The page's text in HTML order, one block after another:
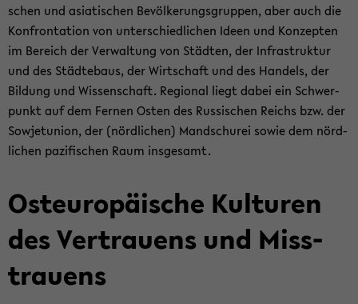
schen und asia­ti­schen Be­völ­ke­rungs­grup­pen, aber auch die
Kon­fron­ta­ti­on von un­ter­schied­li­chen Ideen und Kon­zep­ten
im Be­reich der Ver­wal­tung von Städ­ten, der In­fra­struk­tur
und des Städ­te­baus, der Wirt­schaft und des Han­dels, der
Bil­dung und Wis­sen­schaft. Re­gio­nal liegt dabei ein Schwer­
punkt auf dem Fer­nen Osten des Rus­si­schen Reichs bzw. der
So­wjet­uni­on, der (nörd­li­chen) Man­dschu­rei sowie dem nörd­
li­chen pa­zi­fi­schen Raum ins­ge­samt.
Ost­eu­ro­päi­sche Kul­tu­ren
des Ver­trau­ens und Miss­
trau­ens